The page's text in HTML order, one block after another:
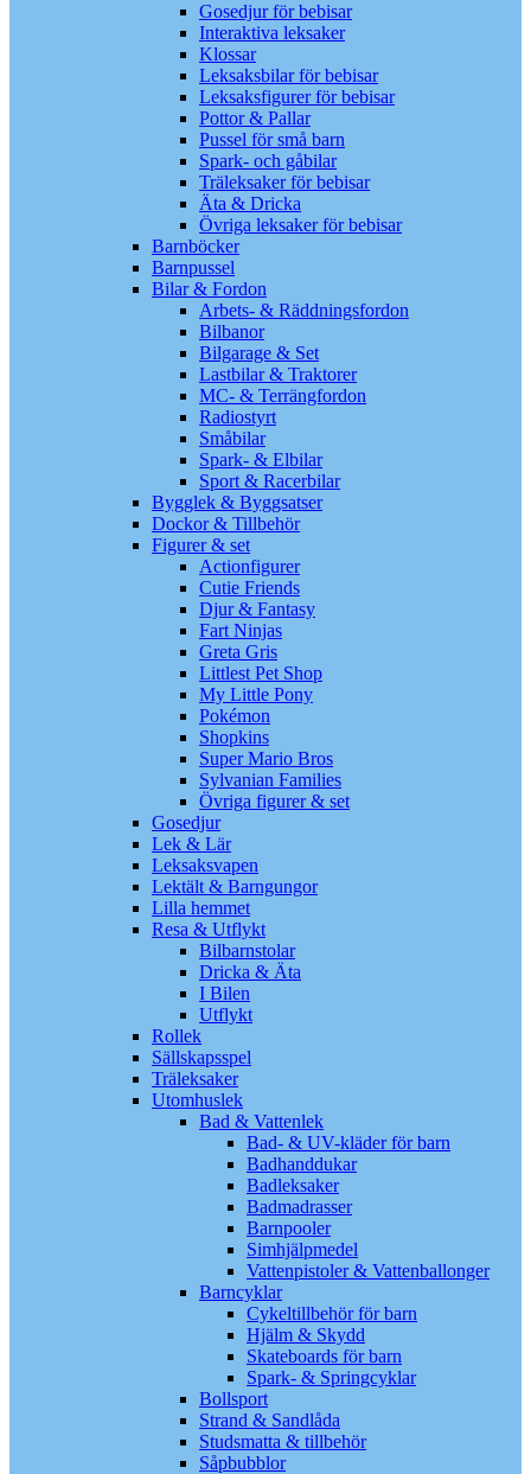
Gosedjur för bebisar
Interaktiva leksaker
Klossar
Leksaksbilar för bebisar
Leksaksfigurer för bebisar
Pottor & Pallar
Pussel för små barn
Spark- och gåbilar
Träleksaker för bebisar
Äta & Dricka
Övriga leksaker för bebisar
Barnböcker
Barnpussel
Bilar & Fordon
Arbets- & Räddningsfordon
Bilbanor
Bilgarage & Set
Lastbilar & Traktorer
MC- & Terrängfordon
Radiostyrt
Småbilar
Spark- & Elbilar
Sport & Racerbilar
Bygglek & Byggsatser
Dockor & Tillbehör
Figurer & set
Actionfigurer
Cutie Friends
Djur & Fantasy
Fart Ninjas
Greta Gris
Littlest Pet Shop
My Little Pony
Pokémon
Shopkins
Super Mario Bros
Sylvanian Families
Övriga figurer & set
Gosedjur
Lek & Lär
Leksaksvapen
Lektält & Barngungor
Lilla hemmet
Resa & Utflykt
Bilbarnstolar
Dricka & Äta
I Bilen
Utflykt
Rollek
Sällskapsspel
Träleksaker
Utomhuslek
Bad & Vattenlek
Bad- & UV-kläder för barn
Badhanddukar
Badleksaker
Badmadrasser
Barnpooler
Simhjälpmedel
Vattenpistoler & Vattenballonger
Barncyklar
Cykeltillbehör för barn
Hjälm & Skydd
Skateboards för barn
Spark- & Springcyklar
Bollsport
Strand & Sandlåda
Studsmatta & tillbehör
Såpbubblor